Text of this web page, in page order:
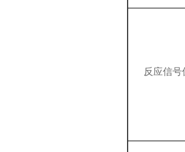
反应信号